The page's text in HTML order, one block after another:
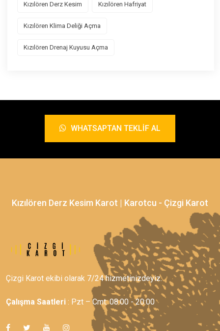
Kızılören Derz Kesim Kızılören Hafriyat
Kızılören Klima Deliği Açma
Kızılören Drenaj Kuyusu Açma
WHATSAPTAN TEKLIF AL
Kızılören Derz Kesim Karot | Karotcu - Çizgi Karot
Çizgi Karot ekibi olarak 7/24 hizmetinizdeyiz.
Çalışma Saatleri : Pzt – Cmt: 08:00 - 20:00